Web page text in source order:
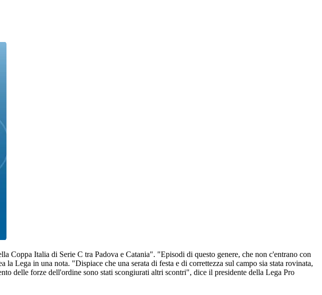
Coppa Italia di Serie C tra Padova e Catania". "Episodi di questo genere, che non c'entrano con
Lega in una nota. "Dispiace che una serata di festa e di correttezza sul campo sia stata rovinata,
delle forze dell'ordine sono stati scongiurati altri scontri", dice il presidente della Lega Pro